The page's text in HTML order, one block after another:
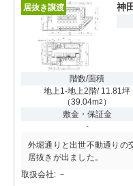
居抜き譲渡 神田
階数/面積
地上1-地上2階/ 11.81坪
（39.04m2 ）
敷金・保証金
-
外堀通りと出世不動通りの
居抜きが出ました。
取扱会社: －